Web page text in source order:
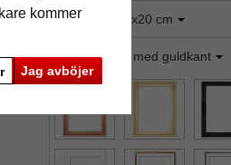
kommer
Jag avböjer
format: 20x20 cm
färg: svart med guldkant